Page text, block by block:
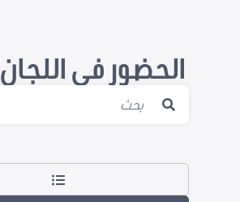
الحضور في اللجان